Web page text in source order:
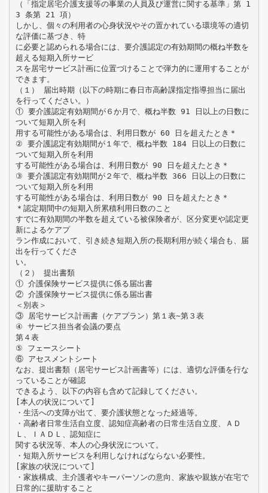
（「指定居宅介護支援等の事業の人員及び運営に関する基準」第 1
3 条第 21 項）
しかし、個々の利用者の心身状況やその置かれている環境等の適切
な評価に基づき、特
に必要と認められる場合には、要介護認定の有効期間の概ね半数を
超える短期入所サービ
スを居宅サービス計画に位置づけることで弾力的に運用することが
できます。
（１） 届出時期（以下の時期に春日市高齢課指定指導担当に届出
を行ってください。）
① 要介護認定有効期間が６か月で、概ね半数 91 日以上の日数に
ついて短期入所を利
用する可能性がある場合は、利用日数が 60 日を超えたとき＊
② 要介護認定有効期間が１年で、概ね半数 184 日以上の日数に
ついて短期入所を利用
する可能性がある場合は、利用日数が 90 日を超えたとき＊
③ 要介護認定有効期間が２年で、概ね半数 366 日以上の日数に
ついて短期入所を利用
する可能性がある場合は、利用日数が 90 日を超えたとき＊
＊認定期間中の短期入所累積利用日数のこと
すでに有効期間の半数を超えている被保険者が、区分変更や認定更
新によるケアプ
ラン作成において、引き続き短期入所の長期利用が続く場合も、届
出を行ってくださ
い。
（２） 提出書類
① 介護保険サービス提供に係る届出書
② 介護保険サービス提供に係る届出書
＜別表＞
③ 居宅サービス計画書（ケアプラン）第１表∼第３表
④ サービス担当者会議の要点
第４表
⑤ フェースシート
⑥ アセスメントシート
なお、提出書類（居宅サービス計画書等）には、適切な評価を行な
っていることが確認
できるよう、以下の内容も含めて記録してください。
[本人の状況について]
・生活への支障が出て、要介護状態となった経過等。
・高齢者日常生活自立度、認知症高齢者の日常生活自立度、ＡＤ
Ｌ、ＩＡＤＬ、認知症に
関する状況等、本人の心身状況について。
・短期入所サービスを利用しなければならない必要性。
[家族の状況について]
・家族構成、主介護者やキーパーソンの意向、家族や親族が在宅で
日常的に援助すること